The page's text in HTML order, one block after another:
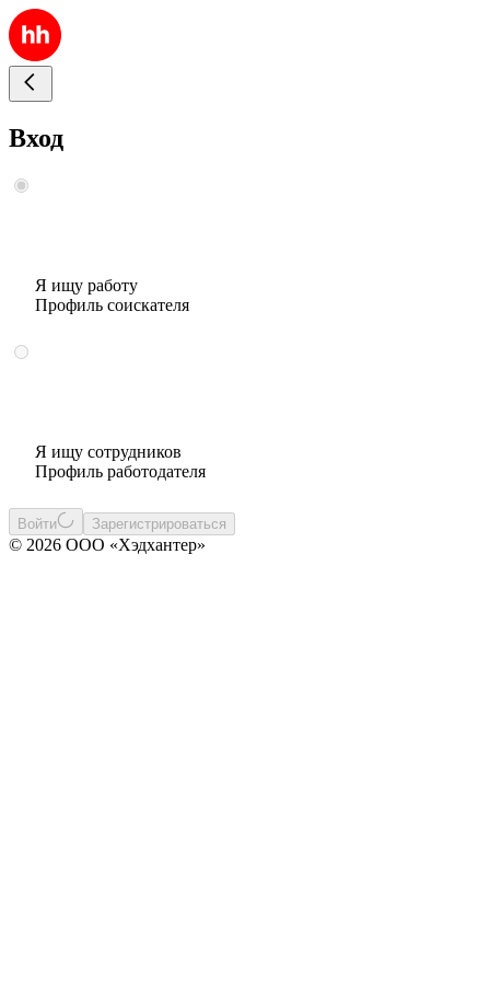
Вход
Я ищу работу
Профиль соискателя
Я ищу сотрудников
Профиль работодателя
Войти Зарегистрироваться
© 2026 ООО «Хэдхантер»